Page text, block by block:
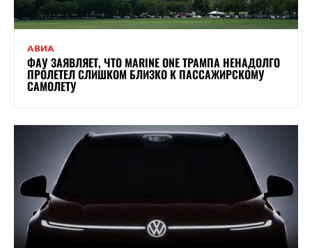
АВИА
ФАУ ЗАЯВЛЯЕТ, ЧТО MARINE ONE ТРАМПА НЕНАДОЛГО
ПРОЛЕТЕЛ СЛИШКОМ БЛИЗКО К ПАССАЖИРСКОМУ
САМОЛЕТУ